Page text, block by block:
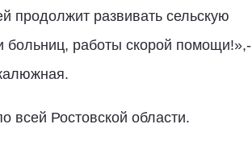
продолжит развивать сельскую
больниц, работы скорой помощи!»,-
всей Ростовской области.